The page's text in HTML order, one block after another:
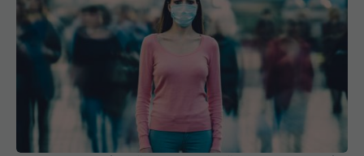
XEC, noua variantă COVID. Se răspândește rapid
16 sep 2024, 08:42